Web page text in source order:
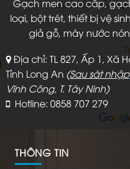
Gạch men cao cấp,
loại, bột trét, thiết bị vệ
giả gỗ, máy nước
Địa chỉ: TL 827, Ấp 1, Xã
Tỉnh Long An (Sau sát nhập
Vĩnh Công, T. Tây Ninh)
Hotline: 0858 707 279
THÔNG TIN